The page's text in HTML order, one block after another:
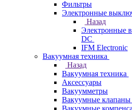
Фильтры
Электронные
Назад
Электронные
DC
IFM Electronic
Вакуумная техника
Назад
Вакуумная техника
Аксессуары
Вакуумметры
Вакуумные клапаны